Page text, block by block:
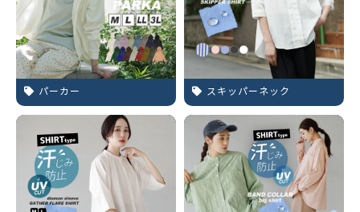
パーカー スキッパーネック